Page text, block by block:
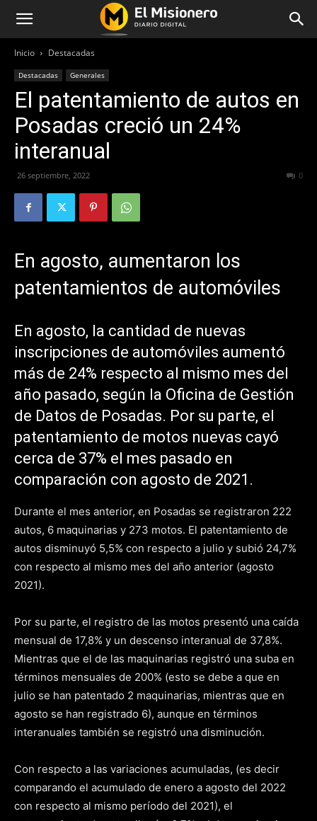
Inicio Destacadas
Destacadas Generales
El patentamiento de autos en
Posadas creció un 24%
interanual
26 septiembre, 2022 0
En agosto, aumentaron los
patentamientos de automóviles
En agosto, la cantidad de nuevas
inscripciones de automóviles aumentó
más de 24% respecto al mismo mes del
año pasado, según la Oficina de Gestión
de Datos de Posadas. Por su parte, el
patentamiento de motos nuevas cayó
cerca de 37% el mes pasado en
comparación con agosto de 2021.
Durante el mes anterior, en Posadas se registraron 222
autos, 6 maquinarias y 273 motos. El patentamiento de
autos disminuyó 5,5% con respecto a julio y subió 24,7%
con respecto al mismo mes del año anterior (agosto
2021).
Por su parte, el registro de las motos presentó una caída
mensual de 17,8% y un descenso interanual de 37,8%.
Mientras que el de las maquinarias registró una suba en
términos mensuales de 200% (esto se debe a que en
julio se han patentado 2 maquinarias, mientras que en
agosto se han registrado 6), aunque en términos
interanuales también se registró una disminución.
Con respecto a las variaciones acumuladas, (es decir
comparando el acumulado de enero a agosto del 2022
con respecto al mismo período del 2021), el